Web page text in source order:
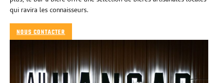
qui ravira les connaisseurs.
NOUS CONTACTER